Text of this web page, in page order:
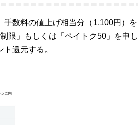
数料の値上げ相当分（1,100円）を
限」もしくは「ペイトク50」を申し
還元する。